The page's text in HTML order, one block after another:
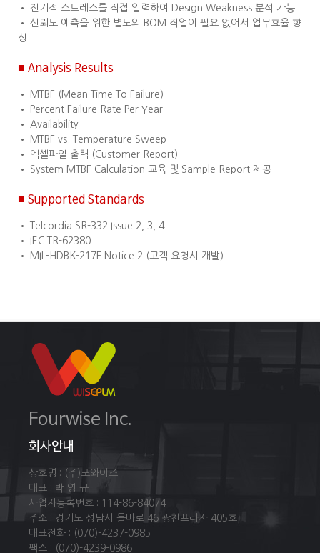
• 전기적 스트레스를 직접 입력하여 Design Weakness 분석 가능
• 신뢰도 예측을 위한 별도의 BOM 작업이 필요 없어서 업무효율 향
상
■ Analysis Results
• MTBF (Mean Time To Failure)
• Percent Failure Rate Per Year
• Availability
• MTBF vs. Temperature Sweep
• 엑셀파일 출력 (Customer Report)
• System MTBF Calculation 교육 및 Sample Report 제공
■ Supported Standards
• Telcordia SR-332 Issue 2, 3, 4
• IEC TR-62380
• MIL-HDBK-217F Notice 2 (고객 요청시 개발)
Fourwise Inc.
회사안내
상호명 : (주)포와이즈
대표 : 박 영 규
사업자등록번호 : 114-86-84074
주소 : 경기도 성남시 돌마로 46 광천프라자 405호
대표전화 : (070)-4237-0985
팩스 : (070)-4239-0986